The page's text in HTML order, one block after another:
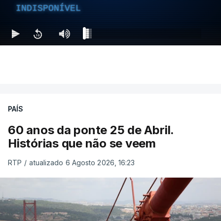
INDISPONÍVEL
PAÍS
60 anos da ponte 25 de Abril.
Histórias que não se veem
RTP / atualizado 6 Agosto 2026, 16:23